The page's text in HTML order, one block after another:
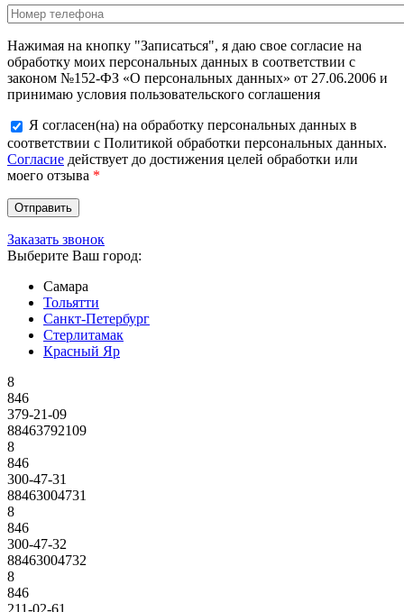
Нажимая на кнопку "Записаться", я даю свое согласие на
обработку моих персональных данных в соответствии с
законом №152-ФЗ «О персональных данных» от 27.06.2006 и
принимаю условия пользовательского соглашения
Я согласен(на) на обработку персональных данных в
соответствии с Политикой обработки персональных данных.
Согласие действует до достижения целей обработки или
моего отзыва *
Заказать звонок
Выберите Ваш город:
Самара
Тольятти
Санкт-Петербург
Стерлитамак
Красный Яр
8
846
379-21-09
88463792109
8
846
300-47-31
88463004731
8
846
300-47-32
88463004732
8
846
211-02-61